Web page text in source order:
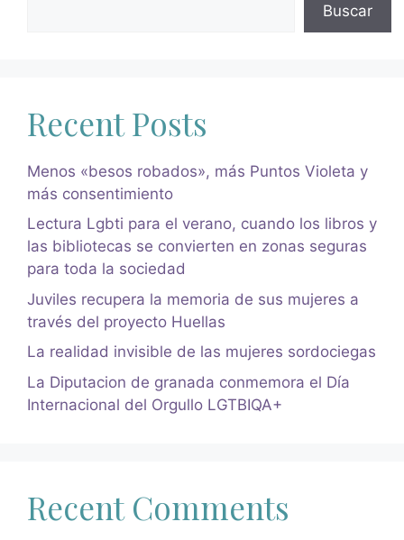
Buscar
Recent Posts
Menos «besos robados», más Puntos Violeta y
más consentimiento
Lectura Lgbti para el verano, cuando los libros y
las bibliotecas se convierten en zonas seguras
para toda la sociedad
Juviles recupera la memoria de sus mujeres a
través del proyecto Huellas
La realidad invisible de las mujeres sordociegas
La Diputacion de granada conmemora el Día
Internacional del Orgullo LGTBIQA+
Recent Comments